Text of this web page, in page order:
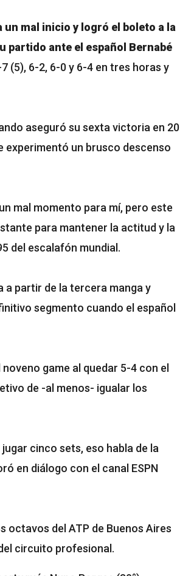
un mal inicio y logró el boleto a la
partido ante el español Bernabé
(5), 6-2, 6-0 y 6-4 en tres horas y
aseguró su sexta victoria en 20
experimentó un brusco descenso
mal momento para mí, pero este
para mantener la actitud y la
del escalafón mundial.
partir de la tercera manga y
segmento cuando el español
game al quedar 5-4 con el
de -al menos- igualar los
cinco sets, eso habla de la
en diálogo con el canal ESPN
octavos del ATP de Buenos Aires
circuito profesional.